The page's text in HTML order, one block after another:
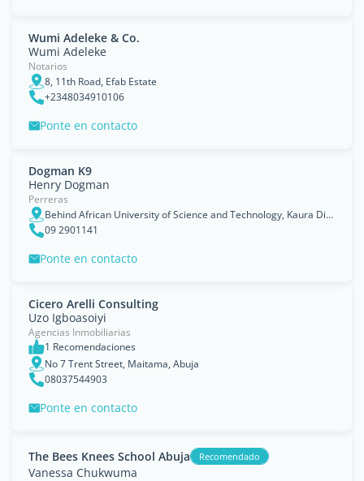
Wumi Adeleke & Co.
Wumi Adeleke
Notarios
8, 11th Road, Efab Estate
+2348034910106
Ponte en contacto
Dogman K9
Henry Dogman
Perreras
Behind African University of Science and Technology, Kaura District,, Abuja
09 2901141
Ponte en contacto
Cicero Arelli Consulting
Uzo Igboasoiyi
Agencias Inmobiliarias
1 Recomendaciones
No 7 Trent Street, Maitama, Abuja
08037544903
Ponte en contacto
The Bees Knees School Abuja Recomendado
Vanessa Chukwuma